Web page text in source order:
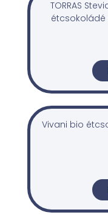
TORRAS
étcsokoládé
Vivani bio